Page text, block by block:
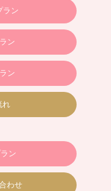
ラン
ン
ン
れ
ン
わせ